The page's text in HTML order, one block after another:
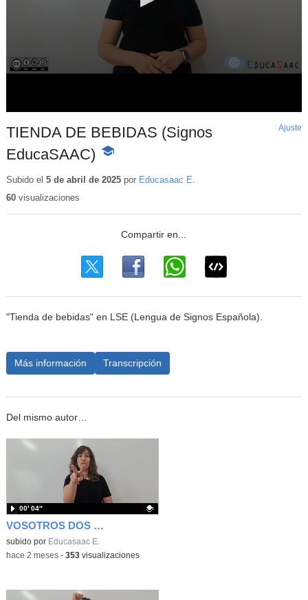
TIENDA DE BEBIDAS (Signos
EducaSAAC)
-
educativo
Ajuste
Subido el 5 de abril de 2025por Educasaac E.
60visualizaciones
"Tienda de bebidas" en LSE (Lengua de Signos Española).
Más información Transcripción
Del mismo autor…
VOSOTROS DOS (GENÉRICO) (Signos EducaSAAC)
Contenido educativo.
subido por Educasaac E.
00′ 04″
-hace 2 meses- 353visualizaciones